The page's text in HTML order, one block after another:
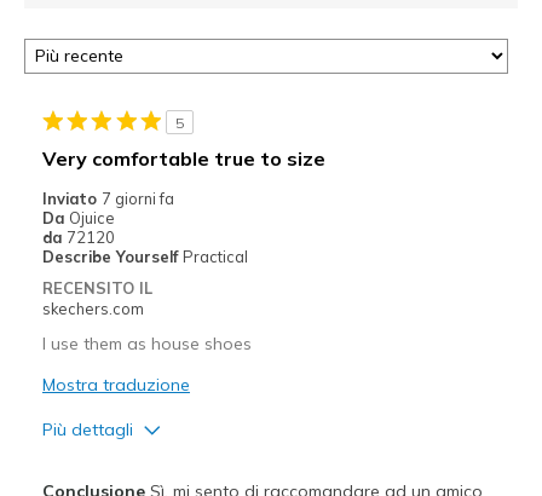
5
Very comfortable true to size
Inviato 7 giorni fa
Da Ojuice
da 72120
Describe Yourself Practical
RECENSITO IL
skechers.com
I use them as house shoes
Mostra traduzione
Più dettagli
ConclusioneSì, mi sento di raccomandare ad un amico